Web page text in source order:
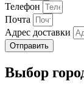
Телефон
Почта
Адрес доставки
Отправить
Выбор